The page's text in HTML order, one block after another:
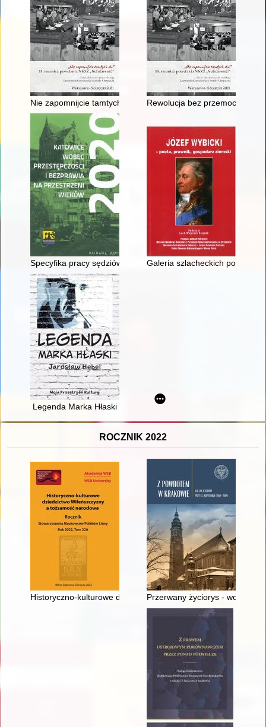
Nie zapomnijcie tamtych dni" : 40. rocznica powstania NSZZ
Rewolucja bez przemocy :
Specyfika pracy sędziów karnych w Katowicach w okresie
Galeria szlacheckich postaci w
Legenda Marka Hłaski
ROCZNIK 2022
Historyczno-kulturowe dziedzictwo Wileńszczyzny a
Przerwany życiorys - wojenne